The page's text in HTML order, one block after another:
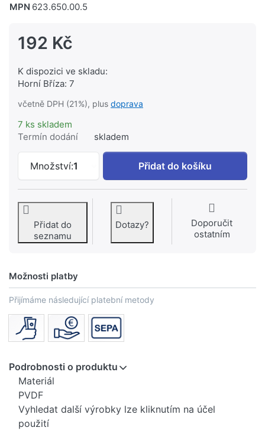
MPN 623.650.00.5
192 Kč
K dispozici ve skladu:
Horní Bříza: 7
včetně DPH (21%), plus doprava
7 ks skladem
Termín dodání
skladem
Množství:1
GEBERIT Redukce Geberit Mepla
Přidat do košíku
Přidat do
seznamu
Dotazy?
Doporučit
ostatním
Možnosti platby
Přijímáme následující platební metody
Podrobnosti o produktu
Materiál
PVDF
Vyhledat další výrobky lze kliknutím na účel
použití